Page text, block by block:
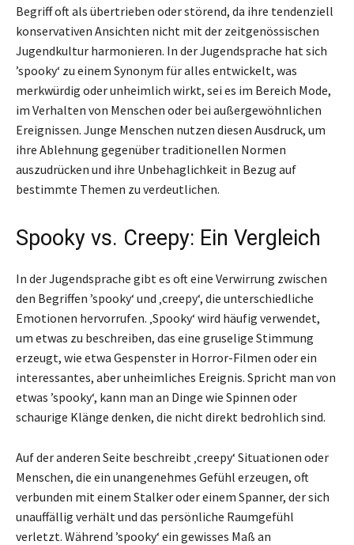
Begriff oft als übertrieben oder störend, da ihre tendenziell
konservativen Ansichten nicht mit der zeitgenössischen
Jugendkultur harmonieren. In der Jugendsprache hat sich
’spooky‘ zu einem Synonym für alles entwickelt, was
merkwürdig oder unheimlich wirkt, sei es im Bereich Mode,
im Verhalten von Menschen oder bei außergewöhnlichen
Ereignissen. Junge Menschen nutzen diesen Ausdruck, um
ihre Ablehnung gegenüber traditionellen Normen
auszudrücken und ihre Unbehaglichkeit in Bezug auf
bestimmte Themen zu verdeutlichen.
Spooky vs. Creepy: Ein Vergleich
In der Jugendsprache gibt es oft eine Verwirrung zwischen
den Begriffen ’spooky‘ und ‚creepy‘, die unterschiedliche
Emotionen hervorrufen. ‚Spooky‘ wird häufig verwendet,
um etwas zu beschreiben, das eine gruselige Stimmung
erzeugt, wie etwa Gespenster in Horror-Filmen oder ein
interessantes, aber unheimliches Ereignis. Spricht man von
etwas ’spooky‘, kann man an Dinge wie Spinnen oder
schaurige Klänge denken, die nicht direkt bedrohlich sind.
Auf der anderen Seite beschreibt ‚creepy‘ Situationen oder
Menschen, die ein unangenehmes Gefühl erzeugen, oft
verbunden mit einem Stalker oder einem Spanner, der sich
unauffällig verhält und das persönliche Raumgefühl
verletzt. Während ’spooky‘ ein gewisses Maß an